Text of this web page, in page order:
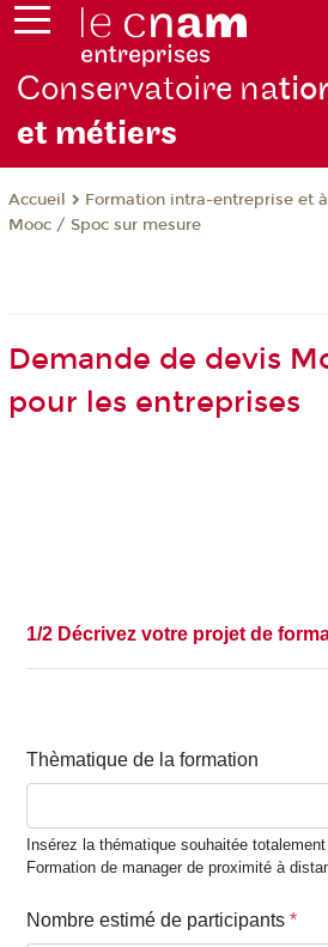
Conservatoire na
et métiers
Accueil
Formation intra-entreprise et
Mooc / Spoc sur mesure
Demande de devis
pour les entreprises